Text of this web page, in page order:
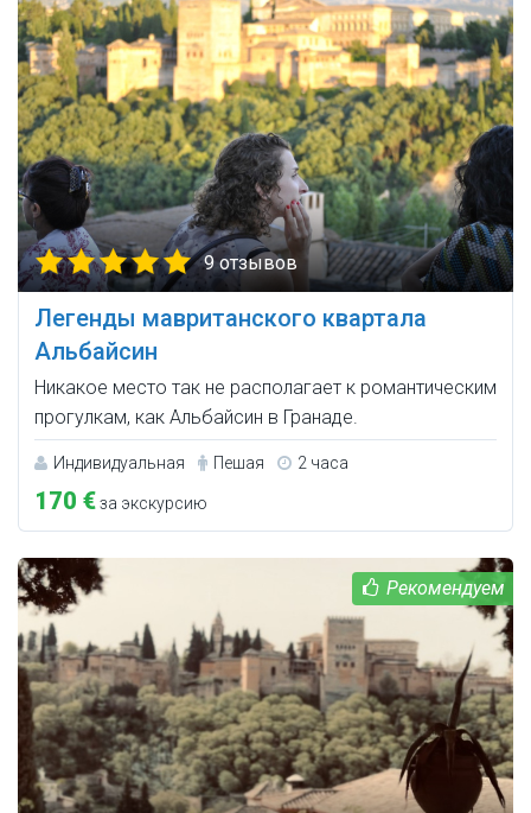
9 отзывов
Легенды мавританского квартала
Альбайсин
Никакое место так не располагает к романтическим
прогулкам, как Альбайсин в Гранаде.
Индивидуальная Пешая 2 часа
170 €за экскурсию